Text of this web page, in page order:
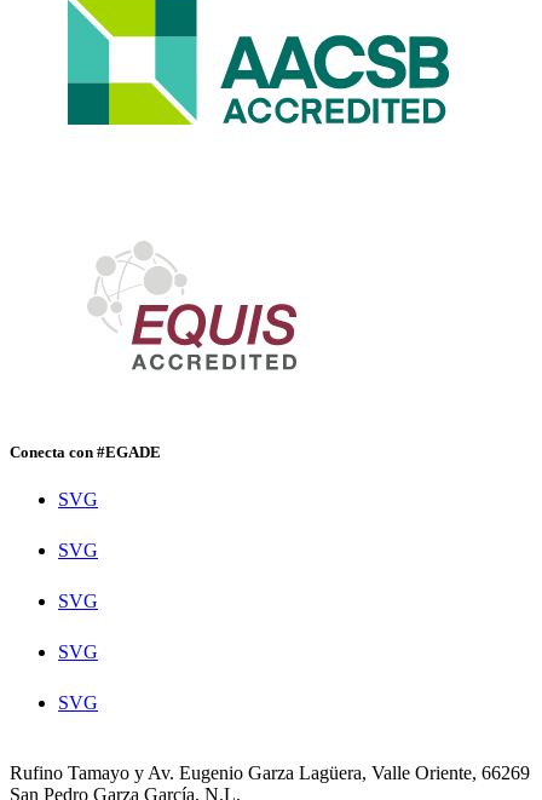
Conecta con #EGADE
SVG
SVG
SVG
SVG
SVG
Rufino Tamayo y Av. Eugenio Garza Lagüera, Valle Oriente, 66269
San Pedro Garza García, N.L.